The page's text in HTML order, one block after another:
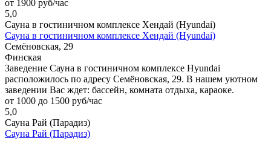
от 1900 руб/час
5,0
Сауна в гостиничном комплексе Хендай (Hyundai)
Сауна в гостиничном комплексе Хендай (Hyundai)
Семёновская, 29
Финская
Заведение Сауна в гостиничном комплексе Hyundai
расположилось по адресу Семёновская, 29. В нашем уютном
заведении Вас ждет: бассейн, комната отдыха, караоке.
от 1000 до 1500 руб/час
5,0
Сауна Рай (Парадиз)
Сауна Рай (Парадиз)